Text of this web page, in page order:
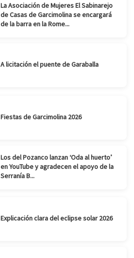
La Asociación de Mujeres El Sabinarejo
de Casas de Garcimolina se encargará
de la barra en la Rome...
A licitación el puente de Garaballa
Fiestas de Garcimolina 2026
Los del Pozanco lanzan ‘Oda al huerto’
en YouTube y agradecen el apoyo de la
Serranía B...
Explicación clara del eclipse solar 2026